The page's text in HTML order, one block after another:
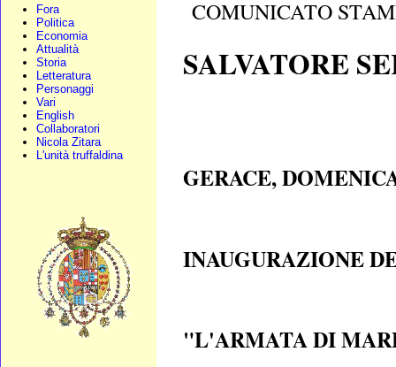
Fora
Politica
Economia
Attualità
Storia
Letteratura
Personaggi
Vari
English
Collaboratori
Nicola Zitara
L'unità truffaldina
COMUNICATO
SALVATORE
GERACE,
INAUGURAZIONE
"L'ARMATA DI